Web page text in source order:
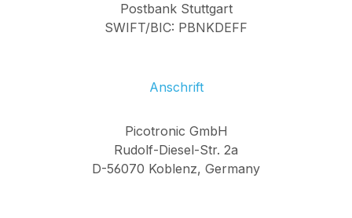
Postbank Stuttgart
SWIFT/BIC: PBNKDEFF
Anschrift
Picotronic GmbH
Rudolf-Diesel-Str. 2a
D-56070 Koblenz, Germany